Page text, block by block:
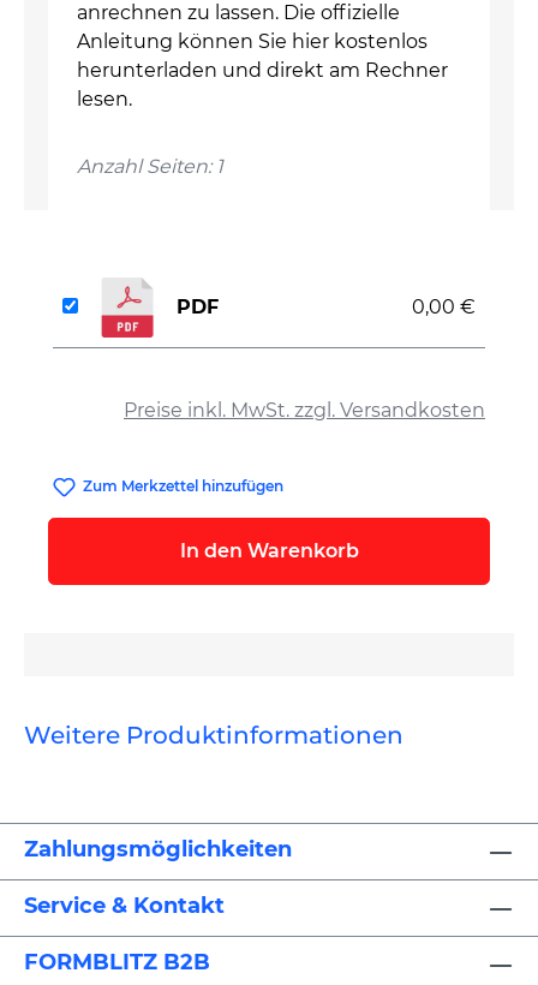
anrechnen zu lassen. Die offizielle
Anleitung können Sie hier kostenlos
herunterladen und direkt am Rechner
lesen.
Anzahl Seiten: 1
Preise inkl. MwSt. zzgl. Versandkosten
PDF 0,00 €
Zum Merkzettel hinzufügen
In den Warenkorb
Weitere Produktinformationen
Zahlungsmöglichkeiten
Service & Kontakt
FORMBLITZ B2B